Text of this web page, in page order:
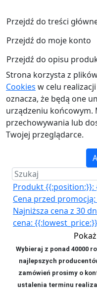
Przejdź do treści
Przejdź do moje konto
Przejdź do opisu
Strona korzysta z
Cookies w celu
oznacza, że będą one
urządzeniu końcowym.
przechowywania lub
Twojej przeglądarce.
Produkt {{:position:}}:
Cena przed promocją:
Najniższa cena z 30
cena: {{:lowest_price:}}
Wybieraj z ponad 40000
najlepszych
zamówień prosimy o
ustalenia terminu